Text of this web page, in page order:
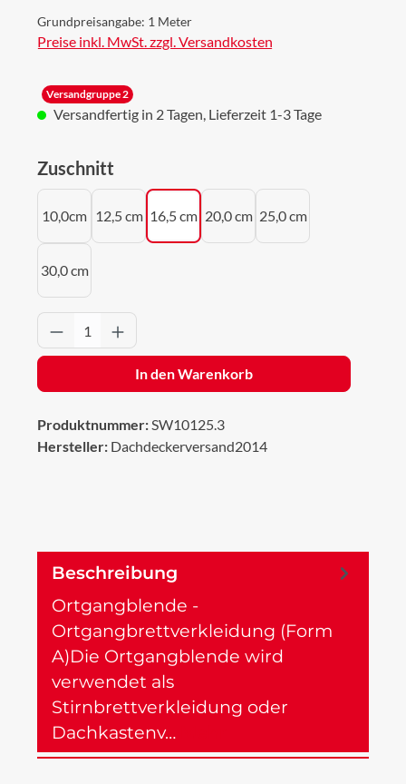
Grundpreisangabe: 1 Meter
Preise inkl. MwSt. zzgl. Versandkosten
Versandgruppe 2
Versandfertig in 2 Tagen, Lieferzeit 1-3 Tage
Zuschnitt
10,0cm 12,5 cm 16,5 cm 20,0 cm 25,0 cm
30,0 cm
Produkt Anzahl: Gib den gewünschten
In den Warenkorb
Produktnummer:SW10125.3
Hersteller: Dachdeckerversand2014
Beschreibung
Ortgangblende -
Ortgangbrettverkleidung (Form
A)Die Ortgangblende wird
verwendet als
Stirnbrettverkleidung oder
Dachkastenv…